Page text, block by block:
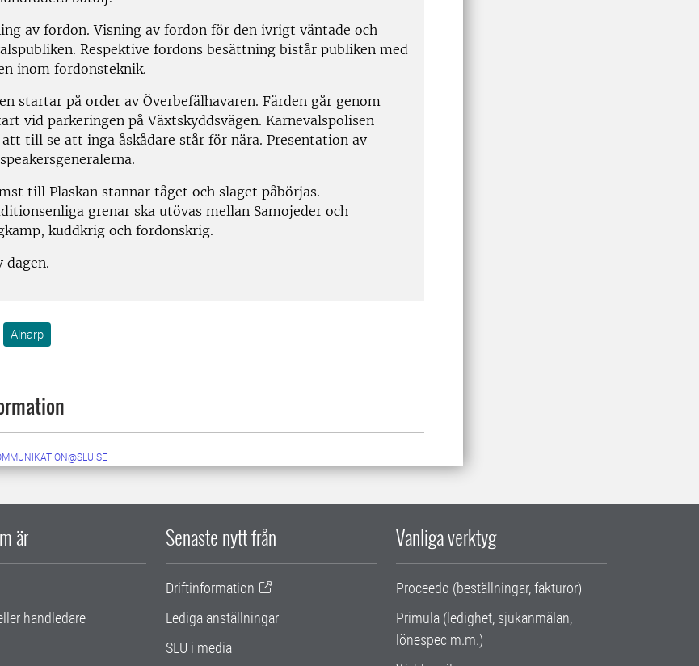
av fordon. Visning av fordon för den ivrigt väntade och
Respektive fordons besättning bistår publiken med
inom fordonsteknik.
startar på order av Överbefälhavaren. Färden går genom
vid parkeringen på Växtskyddsvägen. Karnevalspolisen
till se att inga åskådare står för nära. Presentation av
till Plaskan stannar tåget och slaget påbörjas.
grenar ska utövas mellan Samojeder och
kuddkrig och fordonskrig.
dagen.
Alnarp
är
handledare
Senaste nytt från
Driftinformation
Lediga anställningar
SLU i media
Vanliga verktyg
Proceedo (beställningar, fakturor)
Primula (ledighet, sjukanmälan,
lönespec m.m.)